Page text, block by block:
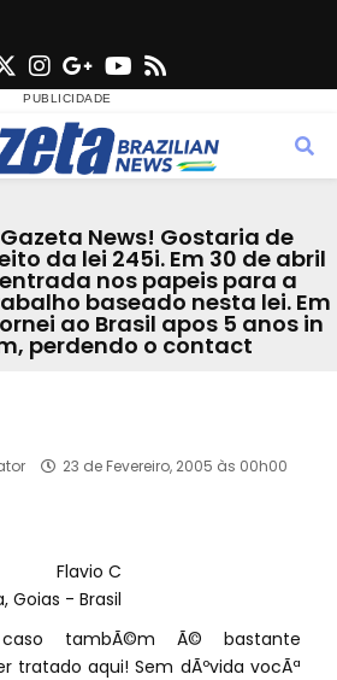
T
w
i
t
e
r
n
s
t
g
r
a
m
G
o
o
g
e
Y
u
t
b
e
s
News! Gostaria de
da lei 245i. Em 30 de abril
entrada nos papeis para a
baseado nesta lei. Em
ao Brasil apos 5 anos in
perdendo o contact
23 de Fevereiro, 2005 às 00h00
Flavio C
Goias - Brasil
tambÃ©m Ã© bastante
tratado aqui! Sem dÃºvida vocÃª